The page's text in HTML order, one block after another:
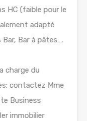
HC (faible pour le
adapté
Bar à pâtes….
charge du
contactez Mme
Business
immobilier